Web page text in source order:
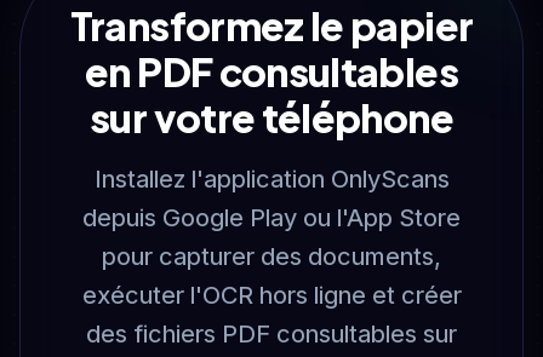
Transformez le papier
en PDF consultables
sur votre téléphone
Installez l'application OnlyScans
depuis Google Play ou l'App Store
pour capturer des documents,
exécuter l'OCR hors ligne et créer
des fichiers PDF consultables sur